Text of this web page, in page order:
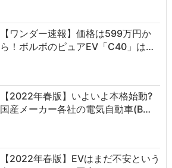
【ワンダー速報】価格は599万円か
ら！ボルボのピュアEV「C40」は…
【2022年春版】いよいよ本格始動?
国産メーカー各社の電気自動車(B…
【2022年春版】EVはまだ不安という